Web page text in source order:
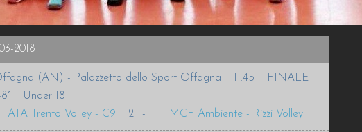
2018
(AN) - Palazzetto dello Sport Offagna 11:45
FINALE
Under 18
ATA Trento Volley - C9
2 - 1 MCF Ambiente - Rizzi Volley